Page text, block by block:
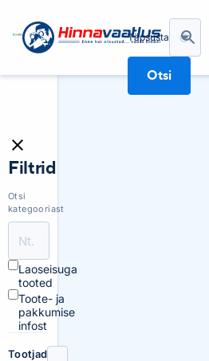
Täpsusta
Otsi
Filtrid
Otsi
kategooriast
Laoseisuga
tooted
Toote- ja
pakkumise
infost
Tootjad